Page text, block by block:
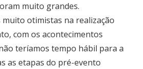
muito grandes.
muito otimistas na realização
com os acontecimentos
teríamos tempo hábil para a
as etapas do pré-evento